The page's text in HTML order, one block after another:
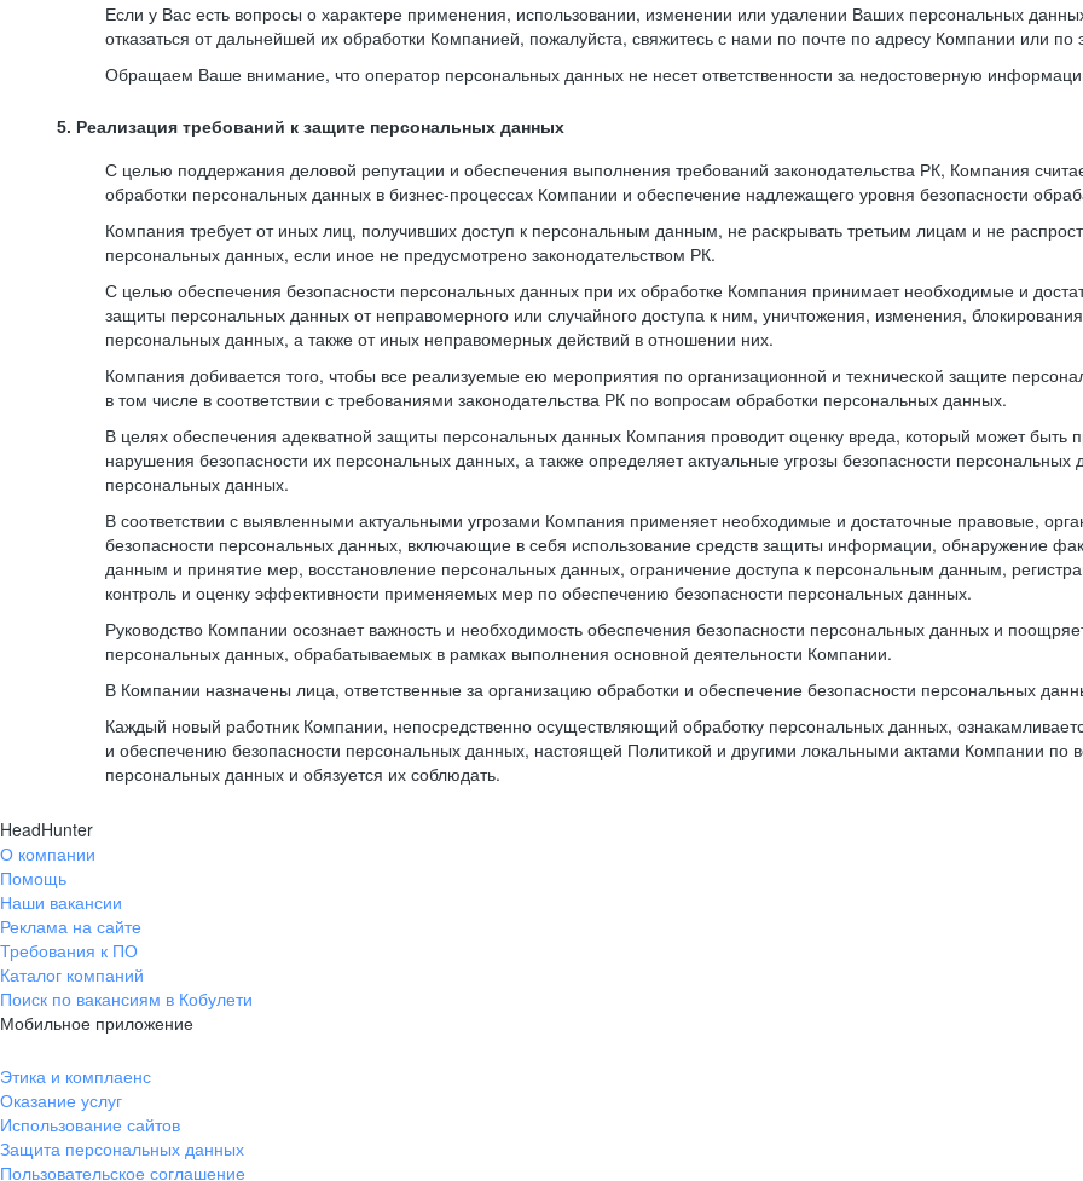
Если у Вас есть вопросы о характере применения, использовании, изменении или удалении Ваших персональных
отказаться от дальнейшей их обработки Компанией, пожалуйста, свяжитесь с нами по почте по адресу Компании или по
Обращаем Ваше внимание, что оператор персональных данных не несет ответственности за недостоверную
5. Реализация требований к защите персональных данных
С целью поддержания деловой репутации и обеспечения выполнения требований законодательства РК, Компания
обработки персональных данных в бизнес-процессах Компании и обеспечение надлежащего уровня безопасности
Компания требует от иных лиц, получивших доступ к персональным данным, не раскрывать третьим лицам и не
персональных данных, если иное не предусмотрено законодательством РК.
С целью обеспечения безопасности персональных данных при их обработке Компания принимает необходимые и
защиты персональных данных от неправомерного или случайного доступа к ним, уничтожения, изменения,
персональных данных, а также от иных неправомерных действий в отношении них.
Компания добивается того, чтобы все реализуемые ею мероприятия по организационной и технической защите
в том числе в соответствии с требованиями законодательства РК по вопросам обработки персональных данных.
В целях обеспечения адекватной защиты персональных данных Компания проводит оценку вреда, который может быть
нарушения безопасности их персональных данных, а также определяет актуальные угрозы безопасности
персональных данных.
В соответствии с выявленными актуальными угрозами Компания применяет необходимые и достаточные правовые,
безопасности персональных данных, включающие в себя использование средств защиты информации, обнаружение
данным и принятие мер, восстановление персональных данных, ограничение доступа к персональным данным,
контроль и оценку эффективности применяемых мер по обеспечению безопасности персональных данных.
Руководство Компании осознает важность и необходимость обеспечения безопасности персональных данных и
персональных данных, обрабатываемых в рамках выполнения основной деятельности Компании.
В Компании назначены лица, ответственные за организацию обработки и обеспечение безопасности персональных
Каждый новый работник Компании, непосредственно осуществляющий обработку персональных данных,
и обеспечению безопасности персональных данных, настоящей Политикой и другими локальными актами Компании по
персональных данных и обязуется их соблюдать.
HeadHunter
О компании
Помощь
Наши вакансии
Реклама на сайте
Требования к ПО
Каталог компаний
Поиск по вакансиям в Кобулети
Мобильное приложение
Этика и комплаенс
Оказание услуг
Использование сайтов
Защита персональных данных
Пользовательское соглашение